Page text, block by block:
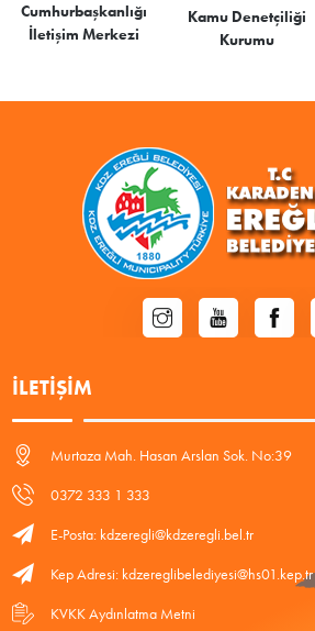
Cumhurbaşkanlığı
İletişim Merkezi
Kamu Denetçiliği
Kurumu
İLETIŞIM
Murtaza Mah. Hasan Arslan Sok. No:39
0372 333 1 333
E-Posta: kdzeregli@kdzeregli.bel.tr
Kep Adresi: kdzereglibelediyesi@hs01.kep.tr
KVKK Aydınlatma Metni